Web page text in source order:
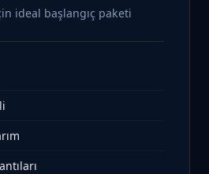
ideal başlangıç paketi